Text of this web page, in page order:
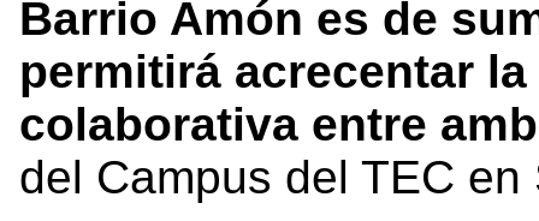
Barrio Amón es de
permitirá acrecentar
colaborativa entre
del Campus del TEC